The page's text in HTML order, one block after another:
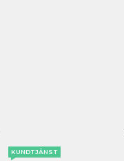
KUNDTJÄNST